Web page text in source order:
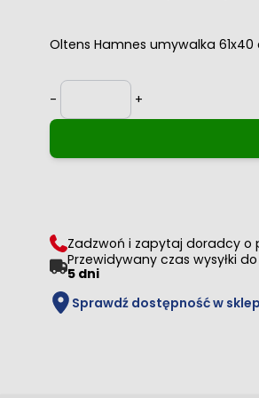
Oltens Hamnes umywalka
-
Ilość
+
Zadzwoń i zapytaj doradcy o
Przewidywany czas wysyłki do
5 dni
Sprawdź dostępność w